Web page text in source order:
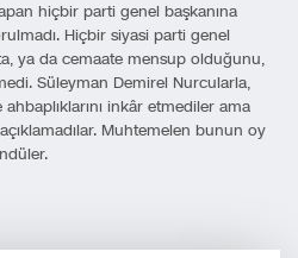
hiçbir parti genel başkanına
Hiçbir siyasi parti genel
ya da cemaate mensup olduğunu,
Süleyman Demirel Nurcularla,
inkâr etmediler ama
Muhtemelen bunun oy